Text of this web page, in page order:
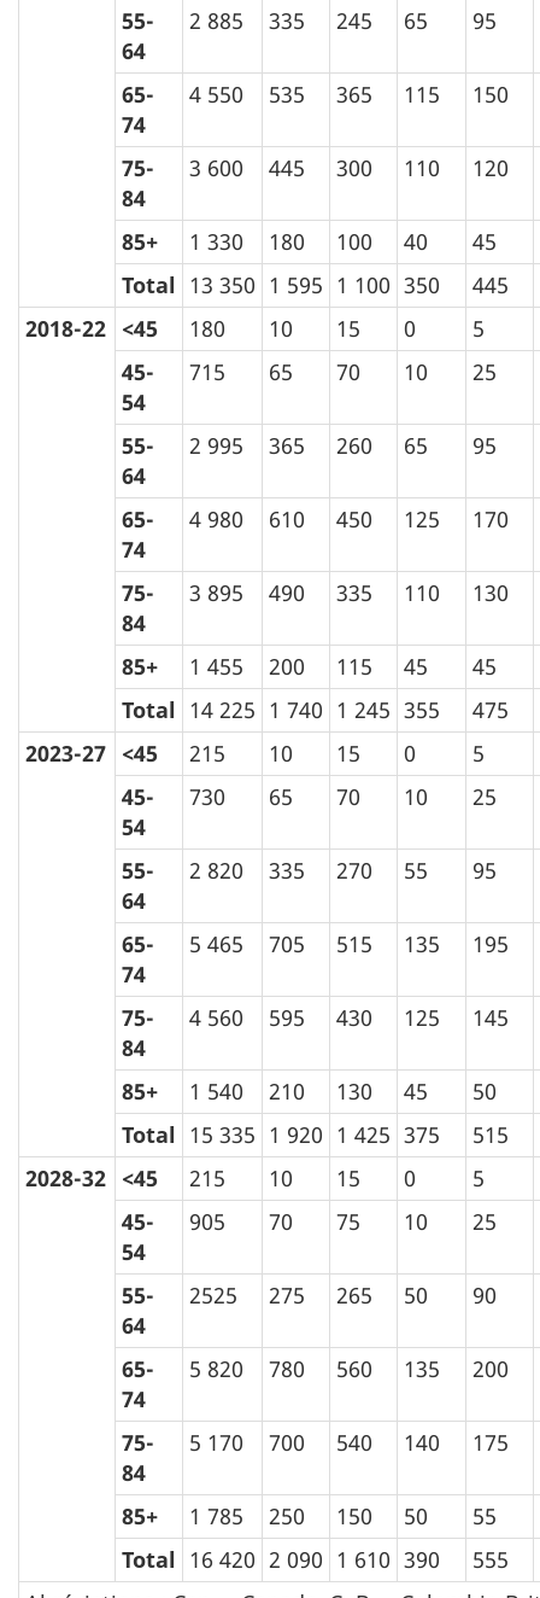
55-
64
2 885 335 245 65 95
65-
74
4 550 535 365 115 150
75-
84
3 600 445 300 110 120
85+ 1 330 180 100 40
45
Total 13 350 1 595 1 100 350
445
2018-22 <45 180 10 15 0
5
45-
54
715 65 70 10 25
55-
64
2 995 365 260 65 95
65-
74
4 980 610 450 125 170
75-
84
3 895 490 335 110 130
85+ 1 455 200 115 45
45
Total 14 225 1 740 1 245 355
475
2023-27 <45 215 10 15 0
5
45-
54
730 65 70 10 25
55-
64
2 820 335 270 55 95
65-
74
5 465 705 515 135 195
75-
84
4 560 595 430 125 145
85+ 1 540 210 130 45
50
Total 15 335 1 920 1 425 375
515
2028-32 <45 215 10 15 0
5
45-
54
905 70 75 10 25
55-
64
2525 275 265 50 90
65-
74
5 820 780 560 135 200
75-
84
5 170 700 540 140 175
85+ 1 785 250 150 50
55
Total 16 420 2 090 1 610 390
555